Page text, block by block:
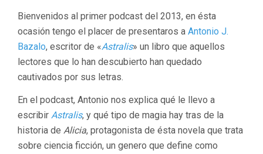
Bienvenidos al primer podcast del 2013, en ésta
ocasión tengo el placer de presentaros a Antonio J.
Bazalo, escritor de «Astralis» un libro que aquellos
lectores que lo han descubierto han quedado
cautivados por sus letras.
En el podcast, Antonio nos explica qué le llevo a
escribir Astralis, y qué tipo de magia hay tras de la
historia de Alicia, protagonista de ésta novela que trata
sobre ciencia ficción, un genero que define como